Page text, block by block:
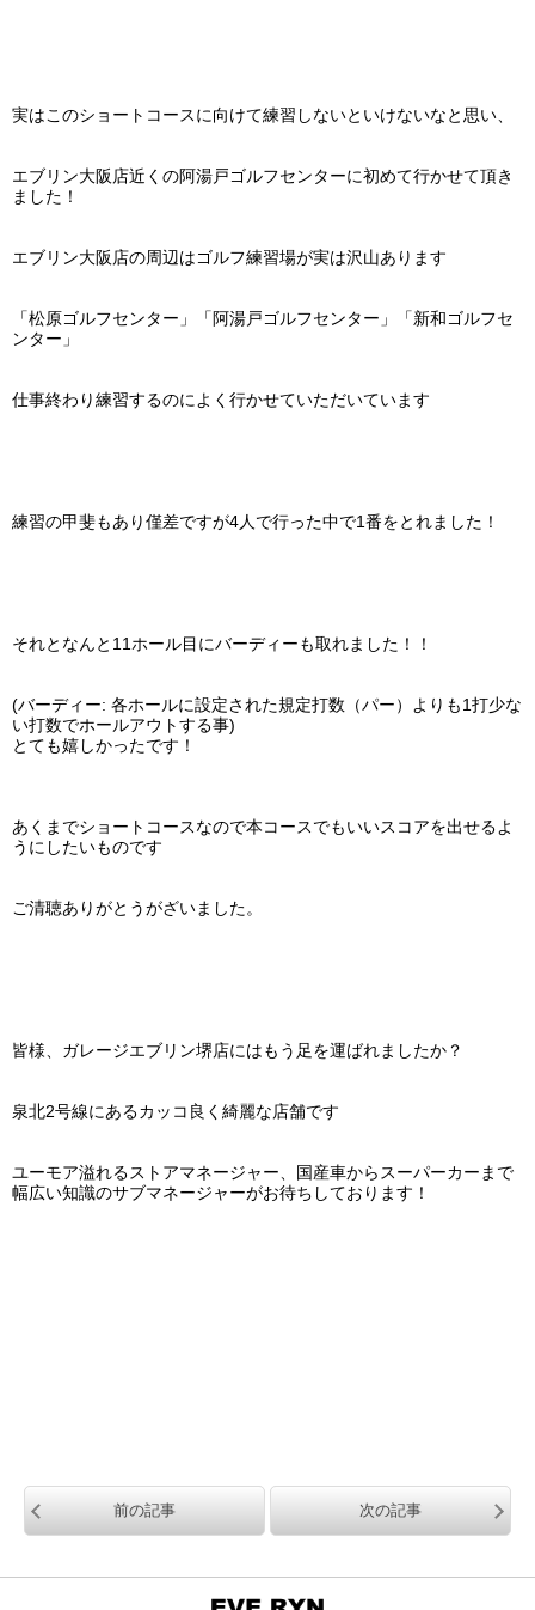
実はこのショートコースに向けて練習しないといけないなと思い、
エブリン大阪店近くの阿湯戸ゴルフセンターに初めて行かせて頂き
ました！
エブリン大阪店の周辺はゴルフ練習場が実は沢山あります
「松原ゴルフセンター」「阿湯戸ゴルフセンター」「新和ゴルフセ
ンター」
仕事終わり練習するのによく行かせていただいています
練習の甲斐もあり僅差ですが4人で行った中で1番をとれました！
それとなんと11ホール目にバーディーも取れました！！
(バーディー: 各ホールに設定された規定打数（パー）よりも1打少な
い打数でホールアウトする事)
とても嬉しかったです！
あくまでショートコースなので本コースでもいいスコアを出せるよ
うにしたいものです
ご清聴ありがとうがざいました。
皆様、ガレージエブリン堺店にはもう足を運ばれましたか？
泉北2号線にあるカッコ良く綺麗な店舗です
ユーモア溢れるストアマネージャー、国産車からスーパーカーまで
幅広い知識のサブマネージャーがお待ちしております！
前の記事 次の記事